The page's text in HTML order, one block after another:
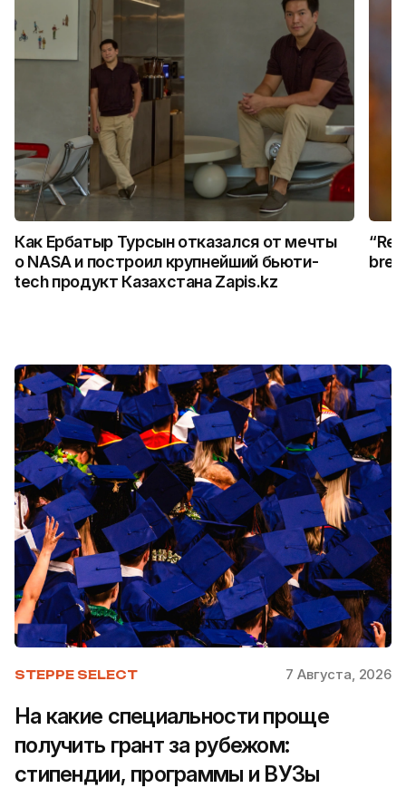
Как Ербатыр Турсын отказался от мечты
о NASA и построил крупнейший бьюти-
tech продукт Казахстана Zapis.kz
STEPPE SELECT 7 Августа, 2026
На какие специальности проще
получить грант за рубежом:
стипендии, программы и ВУЗы